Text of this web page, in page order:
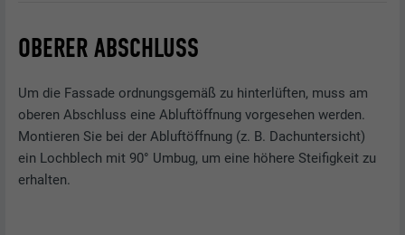
OBERER ABSCHLUSS
Um die Fassade ordnungsgemäß zu hinterlüften, muss am
oberen Abschluss eine Abluftöffnung vorgesehen werden.
Montieren Sie bei der Abluftöffnung (z. B. Dachuntersicht)
ein Lochblech mit 90° Umbug, um eine höhere Steifigkeit zu
erhalten.